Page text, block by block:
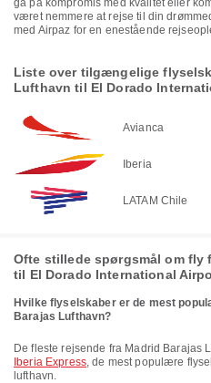
gå på kompromis med kvalitet eller
været nemmere at rejse til din
med Airpaz for en enestående
Liste over tilgængelige
Lufthavn til El Dorado
Avianca
Iberia
LATAM Chile
Ofte stillede spørgsmål om fly
til El Dorado International
Hvilke flyselskaber er de mest
Barajas Lufthavn?
De fleste rejsende fra Madrid Barajas
Iberia Express, de mest populære
lufthavn.